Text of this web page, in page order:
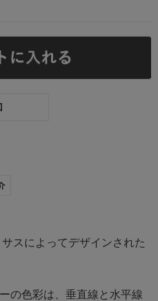
スによってデザインされた
の色彩は、垂直線と水平線